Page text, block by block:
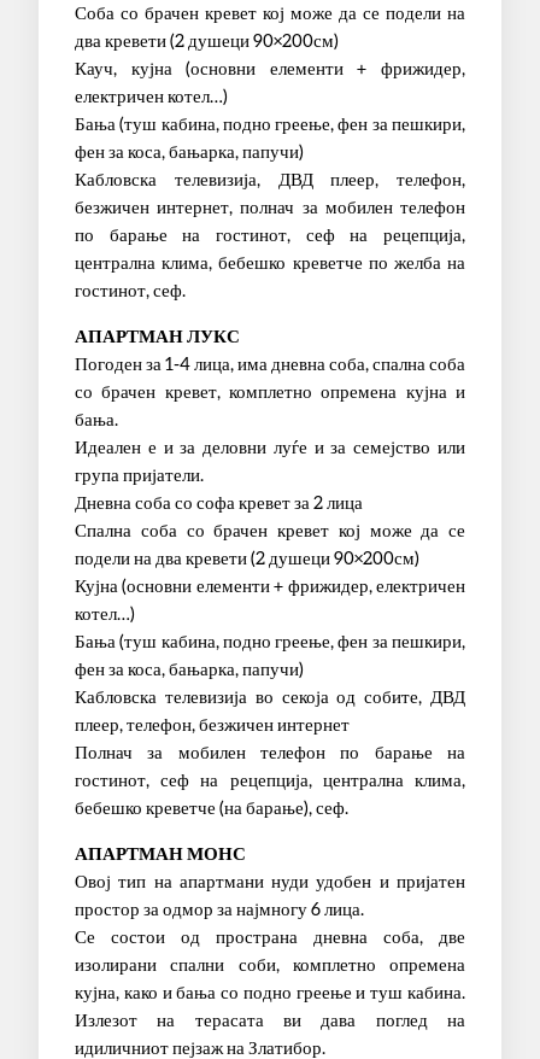
Соба со брачен кревет кој може да се подели на
два кревети (2 душеци 90×200см)
Кауч, кујна (основни елементи + фрижидер,
електричен котел…)
Бања (туш кабина, подно греење, фен за пешкири,
фен за коса, бањарка, папучи)
Кабловска телевизија, ДВД плеер, телефон,
безжичен интернет, полнач за мобилен телефон
по барање на гостинот, сеф на рецепција,
централна клима, бебешко креветче по желба на
гостинот, сеф.
АПАРТМАН ЛУКС
Погоден за 1-4 лица, има дневна соба, спална соба
со брачен кревет, комплетно опремена кујна и
бања.
Идеален е и за деловни луѓе и за семејство или
група пријатели.
Дневна соба со софа кревет за 2 лица
Спална соба со брачен кревет кој може да се
подели на два кревети (2 душеци 90×200см)
Кујна (основни елементи + фрижидер, електричен
котел…)
Бања (туш кабина, подно греење, фен за пешкири,
фен за коса, бањарка, папучи)
Кабловска телевизија во секоја од собите, ДВД
плеер, телефон, безжичен интернет
Полнач за мобилен телефон по барање на
гостинот, сеф на рецепција, централна клима,
бебешко креветче (на барање), сеф.
АПАРТМАН МОНС
Овој тип на апартмани нуди удобен и пријатен
простор за одмор за најмногу 6 лица.
Се состои од пространа дневна соба, две
изолирани спални соби, комплетно опремена
кујна, како и бања со подно греење и туш кабина.
Излезот на терасата ви дава поглед на
идиличниот пејзаж на Златибор.